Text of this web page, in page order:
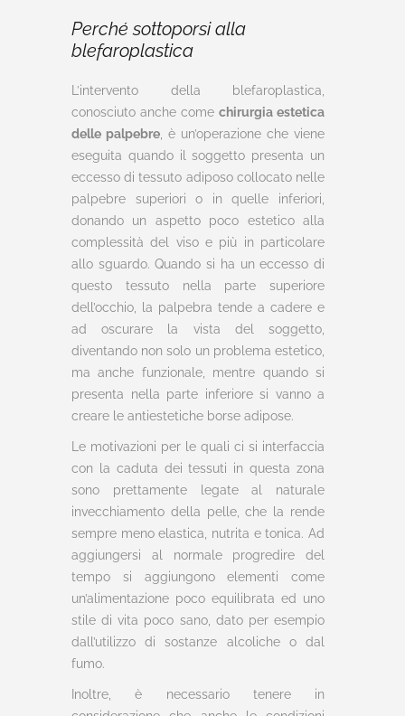
Perché sottoporsi alla
blefaroplastica
L’intervento della blefaroplastica,
conosciuto anche come chirurgia estetica
delle palpebre, è un’operazione che viene
eseguita quando il soggetto presenta un
eccesso di tessuto adiposo collocato nelle
palpebre superiori o in quelle inferiori,
donando un aspetto poco estetico alla
complessità del viso e più in particolare
allo sguardo. Quando si ha un eccesso di
questo tessuto nella parte superiore
dell’occhio, la palpebra tende a cadere e
ad oscurare la vista del soggetto,
diventando non solo un problema estetico,
ma anche funzionale, mentre quando si
presenta nella parte inferiore si vanno a
creare le antiestetiche borse adipose.
Le motivazioni per le quali ci si interfaccia
con la caduta dei tessuti in questa zona
sono prettamente legate al naturale
invecchiamento della pelle, che la rende
sempre meno elastica, nutrita e tonica. Ad
aggiungersi al normale progredire del
tempo si aggiungono elementi come
un’alimentazione poco equilibrata ed uno
stile di vita poco sano, dato per esempio
dall’utilizzo di sostanze alcoliche o dal
fumo.
Inoltre, è necessario tenere in